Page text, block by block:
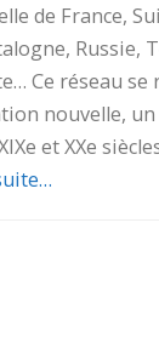
de France,
Russie,
Ce réseau se
nouvelle,
et XXe